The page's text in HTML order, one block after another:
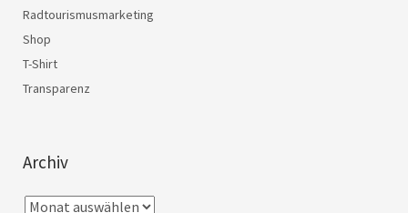
Radtourismusmarketing
Shop
T-Shirt
Transparenz
Archiv